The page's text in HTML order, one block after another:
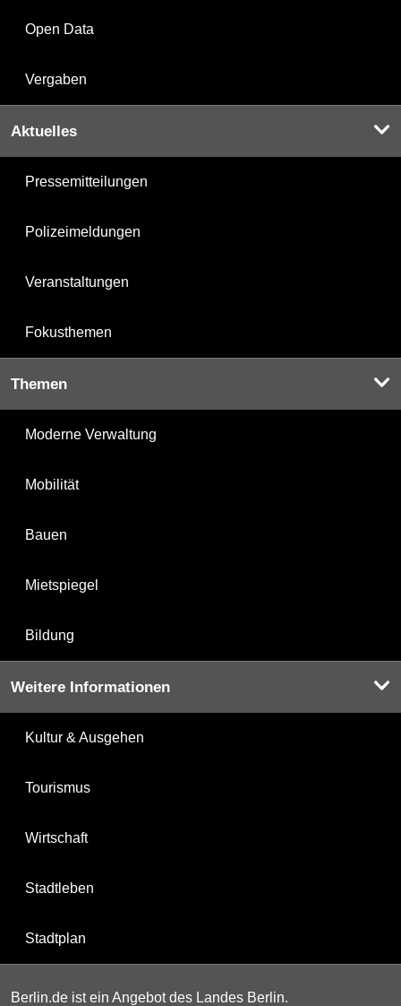
Open Data
Vergaben
Aktuelles
Pressemitteilungen
Polizeimeldungen
Veranstaltungen
Fokusthemen
Themen
Moderne Verwaltung
Mobilität
Bauen
Mietspiegel
Bildung
Weitere Informationen
Kultur & Ausgehen
Tourismus
Wirtschaft
Stadtleben
Stadtplan
Berlin.de ist ein Angebot des Landes Berlin.